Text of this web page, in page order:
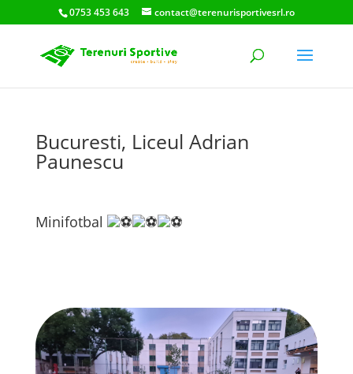
0753 453 643 contact@terenurisportivesrl.ro
Bucuresti, Liceul Adrian
Paunescu
Minifotbal